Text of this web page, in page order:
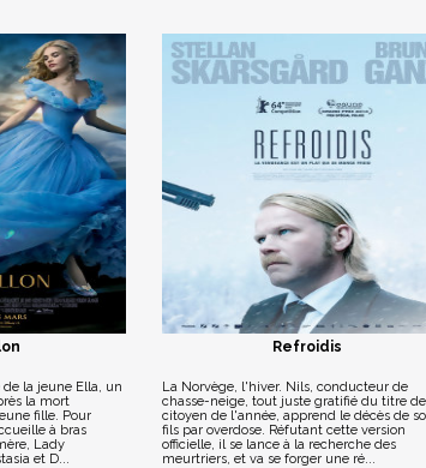
la jeune Ella, un
la mort
fille. Pour
à bras
Lady
et D...
Refroidis
La Norvège, l'hiver. Nils, conducteur de
chasse-neige, tout juste gratifié du titre de
citoyen de l'année, apprend le décès de
fils par overdose. Réfutant cette version
officielle, il se lance à la recherche des
meurtriers, et va se forger une ré...